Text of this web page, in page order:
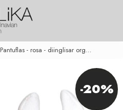
Pantuflas - rosa - diinglisar organic
-20%